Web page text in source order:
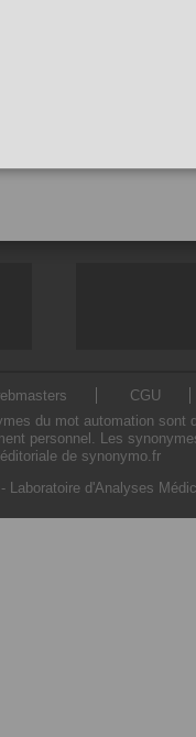
CGU
du mot automation
personnel. Les
éditoriale de synonymo.fr
- Laboratoire d'Analyses